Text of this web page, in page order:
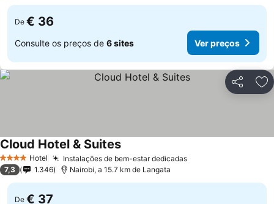
De € 36
Consulte os preços de 6 sites Ver preços
Partilhar
4 EstrelasHotel Instalações de bem-estar dedicadasVer preços
Cloud Hotel & SuitesVer preços
7,3 1.346 Nairobi, a 15.7 km de Langata
De € 37